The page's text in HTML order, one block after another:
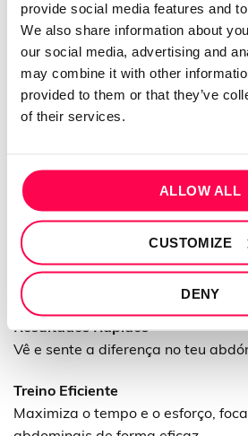
provide social media features and
We also share information about
our social media, advertising and
may combine it with other
provided to them or that they’ve
of their services.
ALLOW ALL
CUSTOMIZE
DENY
Tempo suficiente para um treino
se encaixa perfeitamente na tua
comprometer outras atividades.
Instruções Detalhadas
Passo a passo claro e fácil de
Flexibilidade e Conveniência
Pode ser realizado em qualquer
momento, sem a necessidade de
Benefícios do ABS BURNER
Resultados Rápidos
Vê e sente a diferença no teu
Treino Eficiente
Maximiza o tempo e o esforço,